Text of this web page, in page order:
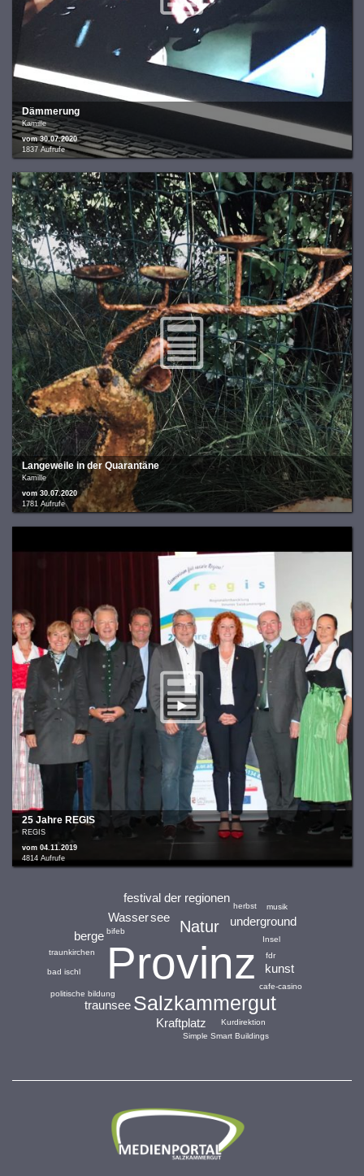
Dämmerung
Kamille
vom 30.07.2020
1837 Aufrufe
Langeweile in der Quarantäne
Kamille
vom 30.07.2020
1781 Aufrufe
25 Jahre REGIS
REGIS
vom 04.11.2019
4814 Aufrufe
Provinz
Salzkammergut
Natur
Wasser
Kraftplatz
festival der regionen
see
traunsee
berge
underground
kunst
traunkirchen
cafe-casino
Kurdirektion
bifeb
fdr
politische bildung
Insel
Simple Smart Buildings
herbst
bad ischl
musik